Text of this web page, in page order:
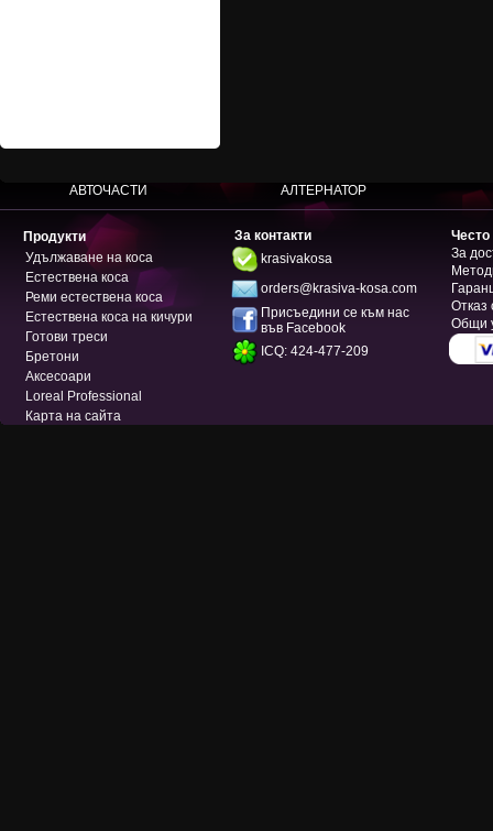
АВТОЧАСТИ АЛТЕРНАТОР
Продукти
Удължаване на коса
Естествена коса
Реми естествена коса
Естествена коса на кичури
Готови треси
Бретони
Аксесоари
Loreal Professional
Карта на сайта
За контакти
krasivakosa
orders@krasiva-kosa.com
Присъедини се към нас
във Facebook
ICQ: 424-477-209
Често
За
Отказ
Общи